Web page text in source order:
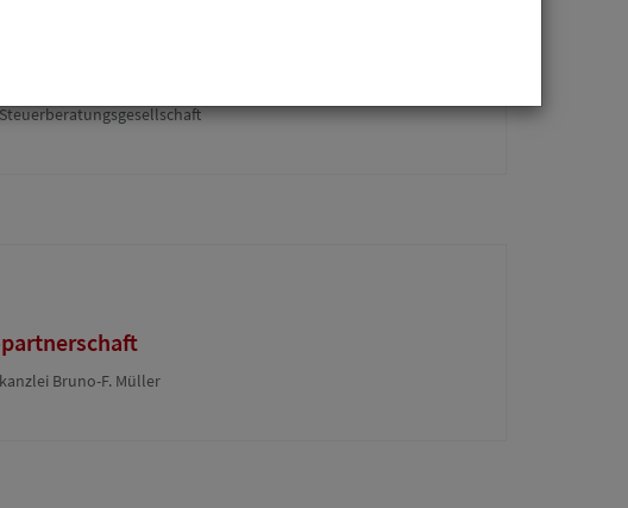
Bruno-F. Müller